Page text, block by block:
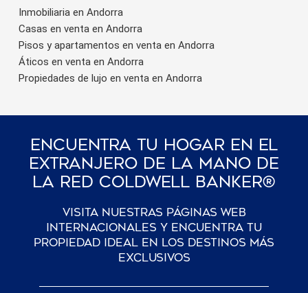
Inmobiliaria en Andorra
Casas en venta en Andorra
Pisos y apartamentos en venta en Andorra
Áticos en venta en Andorra
Propiedades de lujo en venta en Andorra
Encuentra Tu Hogar En El
Extranjero De La Mano De
La Red Coldwell Banker®
Visita nuestras páginas web
internacionales y encuentra tu
propiedad ideal en los destinos más
exclusivos